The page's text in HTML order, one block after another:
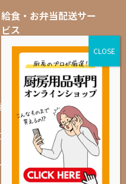
給食・お弁当配送サー
ビス
無料キャンペーン
採用情報
について
づく表記
一覧